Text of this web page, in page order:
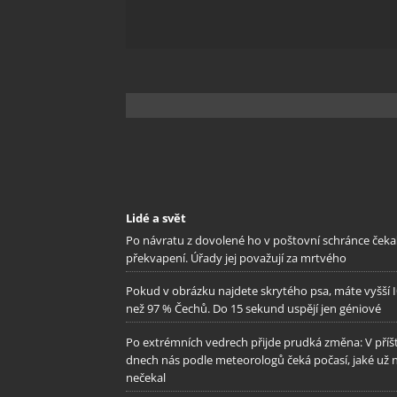
Lidé a svět
Po návratu z dovolené ho v poštovní schránce
překvapení. Úřady jej považují za mrtvého
Pokud v obrázku najdete skrytého psa, máte vyšší
než 97 % Čechů. Do 15 sekund uspějí jen géniové
Po extrémních vedrech přijde prudká změna: V
dnech nás podle meteorologů čeká počasí, jaké už
nečekal